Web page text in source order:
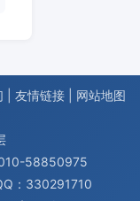
友情链接 网站地图
58850975
：330291710